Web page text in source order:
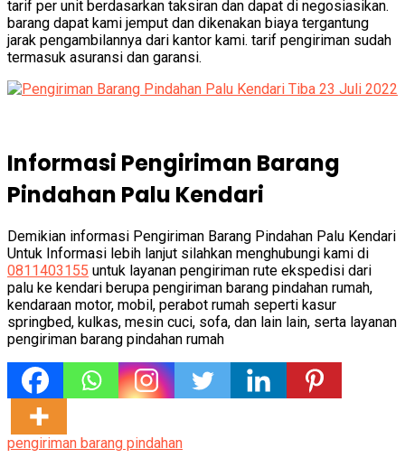
tarif per unit berdasarkan taksiran dan dapat di negosiasikan.
barang dapat kami jemput dan dikenakan biaya tergantung
jarak pengambilannya dari kantor kami. tarif pengiriman sudah
termasuk asuransi dan garansi.
Informasi Pengiriman Barang
Pindahan Palu Kendari
Demikian informasi Pengiriman Barang Pindahan Palu Kendari
Untuk Informasi lebih lanjut silahkan menghubungi kami di
0811403155 untuk layanan pengiriman rute ekspedisi dari
palu ke kendari berupa pengiriman barang pindahan rumah,
kendaraan motor, mobil, perabot rumah seperti kasur
springbed, kulkas, mesin cuci, sofa, dan lain lain, serta layanan
pengiriman barang pindahan rumah
pengiriman barang pindahan